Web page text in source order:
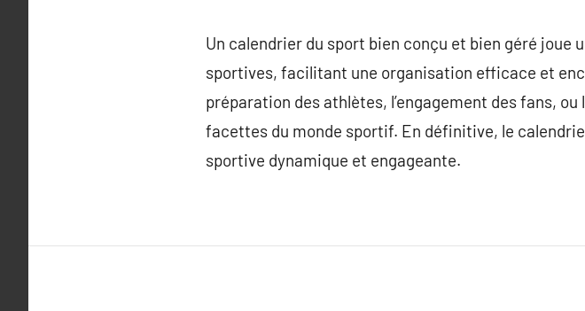
Un calendrier du sport bien conçu et bien géré joue
sportives, facilitant une organisation efficace et
préparation des athlètes, l’engagement des fans,
facettes du monde sportif. En définitive, le
sportive dynamique et engageante.